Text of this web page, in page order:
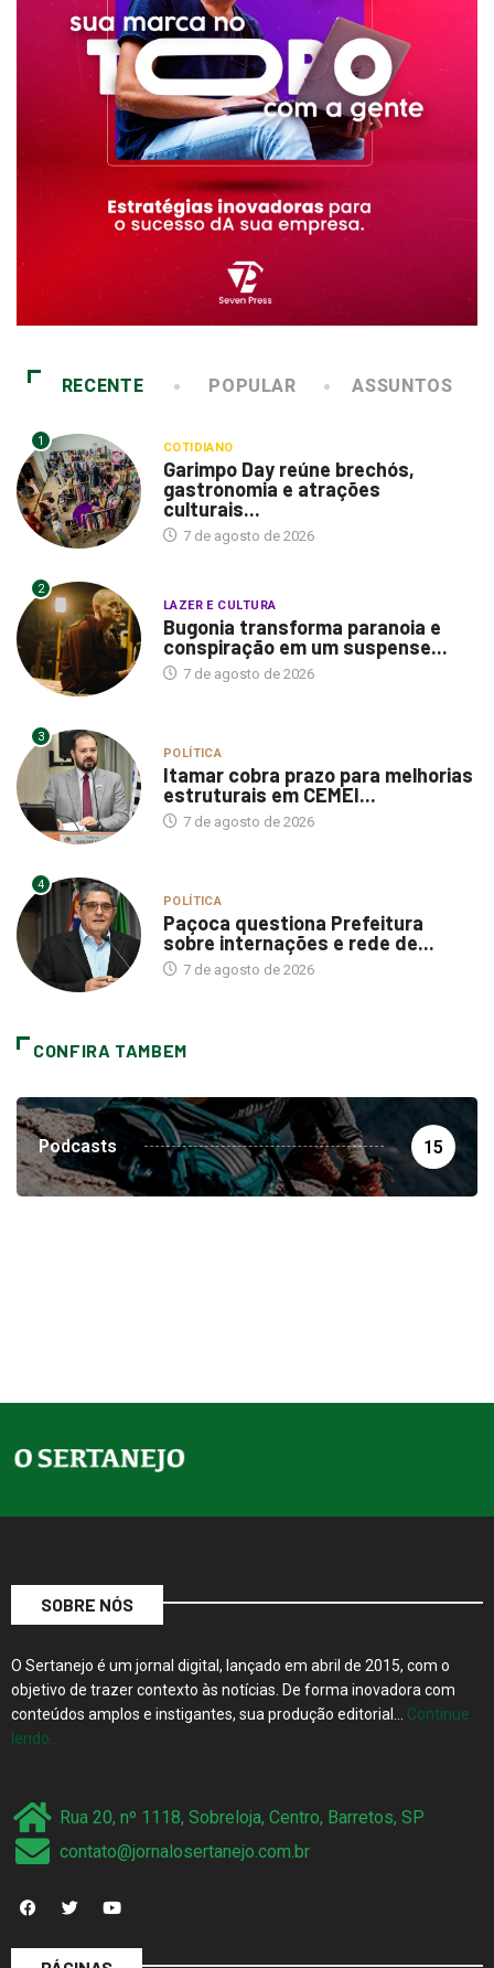
RECENTE POPULAR ASSUNTOS
1 COTIDIANO
Garimpo Day reúne brechós,
gastronomia e atrações
culturais...
7 de agosto de 2026
2
LAZER E CULTURA
Bugonia transforma paranoia e
conspiração em um suspense...
7 de agosto de 2026
3
POLÍTICA
Itamar cobra prazo para melhorias
estruturais em CEMEI...
7 de agosto de 2026
4
POLÍTICA
Paçoca questiona Prefeitura
sobre internações e rede de...
7 de agosto de 2026
CONFIRA TAMBEM
Podcasts 15
SOBRE NÓS
O Sertanejo é um jornal digital, lançado em abril de 2015, com o
objetivo de trazer contexto às notícias. De forma inovadora com
conteúdos amplos e instigantes, sua produção editorial… Continue
lendo…
Rua 20, nº 1118, Sobreloja, Centro, Barretos, SP
contato@jornalosertanejo.com.br